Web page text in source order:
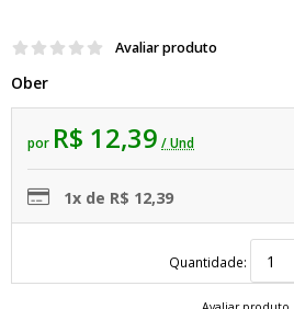
Avaliar produto
Ober
por R$ 12,39 / Und
1x de R$ 12,39
Quantidade: